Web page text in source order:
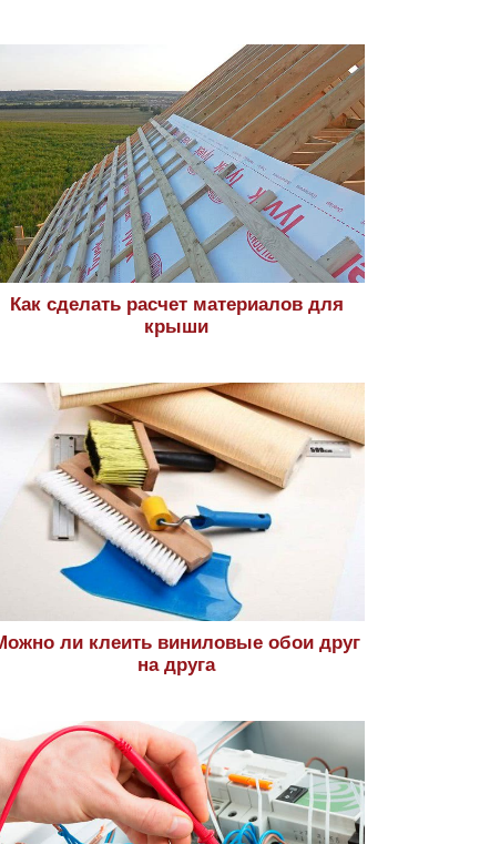
Как сделать расчет материалов для
крыши
ли клеить виниловые обои друг
на друга